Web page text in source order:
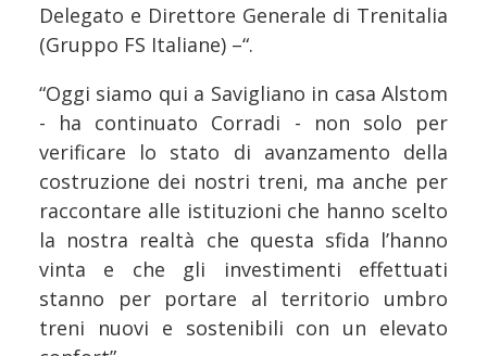
Delegato e Direttore Generale di Trenitalia
(Gruppo FS Italiane) –“.
“Oggi siamo qui a Savigliano in casa Alstom
- ha continuato Corradi - non solo per
verificare lo stato di avanzamento della
costruzione dei nostri treni, ma anche per
raccontare alle istituzioni che hanno scelto
la nostra realtà che questa sfida l’hanno
vinta e che gli investimenti effettuati
stanno per portare al territorio umbro
treni nuovi e sostenibili con un elevato